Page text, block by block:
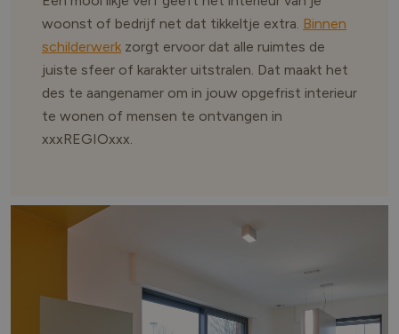
woonst of bedrijf net dat tikkeltje extra. Binnen
schilderwerk zorgt ervoor dat alle ruimtes de
juiste sfeer of karakter uitstralen. Dat maakt het
des te aangenamer om in jouw opgefrist interieur
te wonen of mensen te ontvangen in
xxxREGIOxxx.